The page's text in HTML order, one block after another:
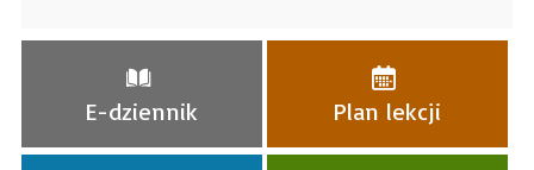
E-dziennik Plan lekcji